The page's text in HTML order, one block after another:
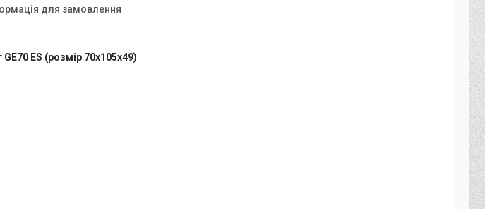
для замовлення
ES (розмір 70x105x49)